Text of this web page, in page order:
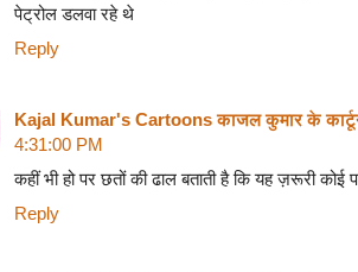
पेट्रोल डलवा रहे थे
Reply
Kajal Kumar's Cartoons काजल कुमार के
4:31:00 PM
कहीं भी हो पर छतों की ढाल बताती है कि यह ज़रूरी कोई
Reply